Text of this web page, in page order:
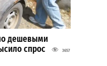
дешевыми
спрос
3657